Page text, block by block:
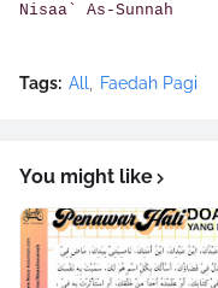
Nisaa` As-Sunnah
Tags: All Faedah Pagi
You might like